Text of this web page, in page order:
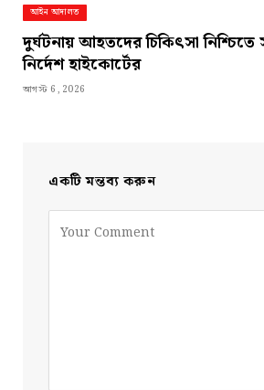
আইন আদালত
দুর্ঘটনায় আহতদের চিকিৎসা নিশ্চিতে
নির্দেশ হাইকোর্টের
আগস্ট 6, 2026
একটি মন্তব্য করুন